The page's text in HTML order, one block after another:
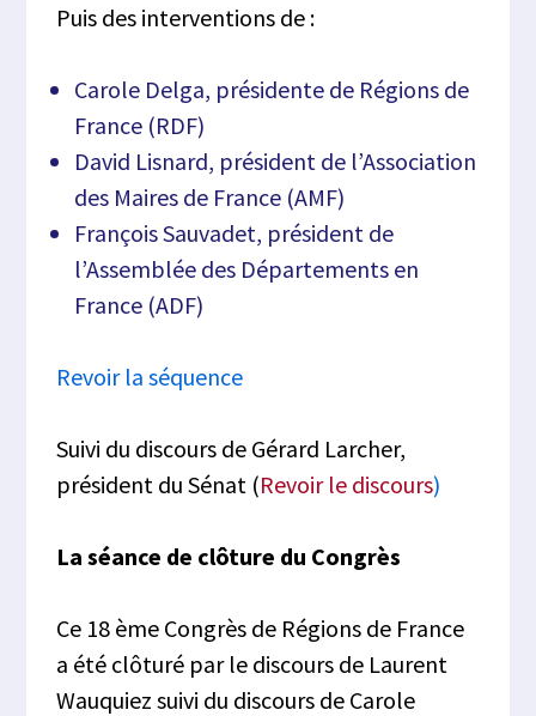
Puis des interventions de :
Carole Delga, présidente de Régions de
France (RDF)
David Lisnard, président de l’Association
des Maires de France (AMF)
François Sauvadet, président de
l’Assemblée des Départements en
France (ADF)
Revoir la séquence
Suivi du discours de Gérard Larcher,
président du Sénat (Revoir le discours)
La séance de clôture du Congrès
Ce 18 ème Congrès de Régions de France
a été clôturé par le discours de Laurent
Wauquiez suivi du discours de Carole